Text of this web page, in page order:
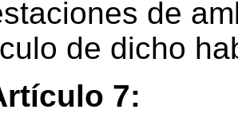
de
de dicho
7: